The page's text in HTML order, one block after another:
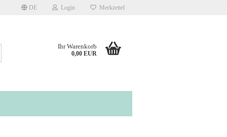
DE Login Merkzettel
Ihr Warenkorb
0,00 EUR